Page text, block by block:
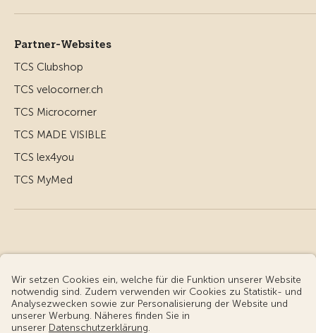
Partner-Websites
TCS Clubshop
TCS velocorner.ch
TCS Microcorner
TCS MADE VISIBLE
TCS lex4you
TCS MyMed